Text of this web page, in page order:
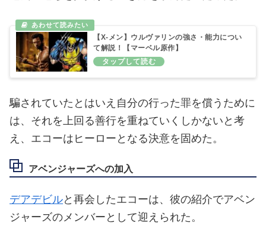
【X-メン】ウルヴァリンの強さ・能力につい
て解説！【マーベル原作】
騙されていたとはいえ自分の行った罪を償うために
は、それを上回る善行を重ねていくしかないと考
え、エコーはヒーローとなる決意を固めた。
アベンジャーズへの加入
デアデビルと再会したエコーは、彼の紹介でアベン
ジャーズのメンバーとして迎えられた。